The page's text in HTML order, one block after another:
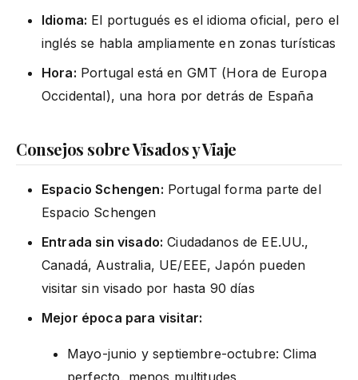
Idioma: El portugués es el idioma oficial, pero el
inglés se habla ampliamente en zonas turísticas
Hora: Portugal está en GMT (Hora de Europa
Occidental), una hora por detrás de España
Consejos sobre Visados y Viaje
Espacio Schengen: Portugal forma parte del
Espacio Schengen
Entrada sin visado: Ciudadanos de EE.UU.,
Canadá, Australia, UE/EEE, Japón pueden
visitar sin visado por hasta 90 días
Mejor época para visitar:
Mayo-junio y septiembre-octubre: Clima